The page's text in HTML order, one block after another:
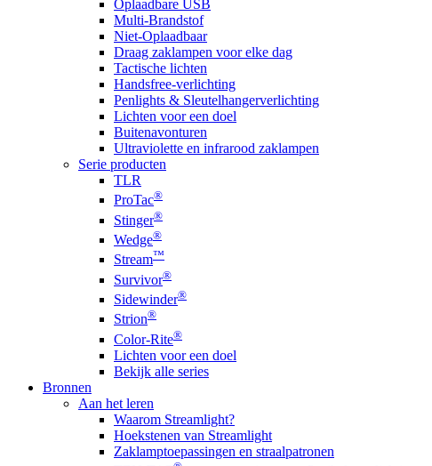
Oplaadbare USB
Multi-Brandstof
Niet-Oplaadbaar
Draag zaklampen voor elke dag
Tactische lichten
Handsfree-verlichting
Penlights & Sleutelhangerverlichting
Lichten voor een doel
Buitenavonturen
Ultraviolette en infrarood zaklampen
Serie producten
TLR
ProTac®
Stinger®
Wedge®
Stream™
Survivor®
Sidewinder®
Strion®
Color-Rite®
Lichten voor een doel
Bekijk alle series
Bronnen
Aan het leren
Waarom Streamlight?
Hoekstenen van Streamlight
Zaklamptoepassingen en straalpatronen